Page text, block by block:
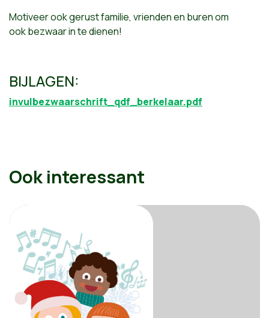
Motiveer ook gerust familie, vrienden en buren om
ook bezwaar in te dienen!
BIJLAGEN:
invulbezwaarschrift_qdf_berkelaar.pdf
Ook interessant